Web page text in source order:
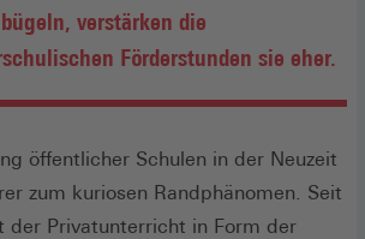
verstärken die
Förderstunden sie eher.
öffentlicher Schulen in der Neuzeit
zum kuriosen Randphänomen. Seit
der Privatunterricht in Form der